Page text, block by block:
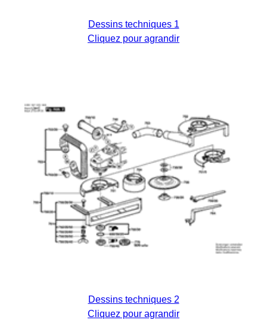
Dessins techniques 1
Cliquez pour agrandir
Dessins techniques 2
Cliquez pour agrandir